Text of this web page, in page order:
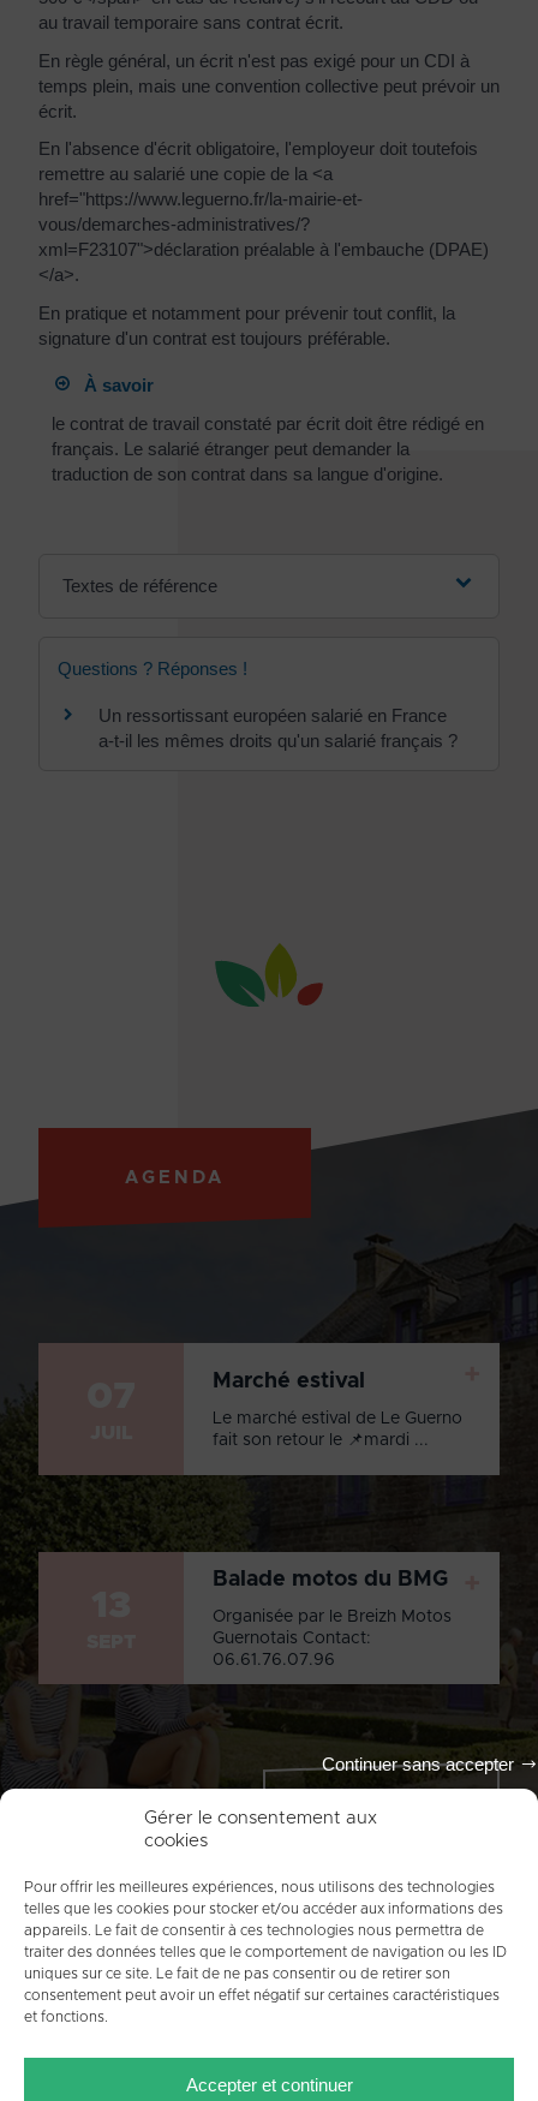
Gérer le consentement aux
cookies
Pour offrir les meilleures expériences, nous utilisons des technologies
telles que les cookies pour stocker et/ou accéder aux informations des
appareils. Le fait de consentir à ces technologies nous permettra de
traiter des données telles que le comportement de navigation ou les ID
uniques sur ce site. Le fait de ne pas consentir ou de retirer son
consentement peut avoir un effet négatif sur certaines caractéristiques
et fonctions.
Accepter et continuer
Continuer sans accepter
au travail temporaire sans contrat écrit.
En règle général, un écrit n'est pas exigé pour un CDI à
temps plein, mais une convention collective peut prévoir un
écrit.
En l'absence d'écrit obligatoire, l'employeur doit toutefois
remettre au salarié une copie de la <a
href="https://www.leguerno.fr/la-mairie-et-
vous/demarches-administratives/?
xml=F23107">déclaration préalable à l'embauche (DPAE)
</a>.
En pratique et notamment pour prévenir tout conflit, la
signature d'un contrat est toujours préférable.
À savoir
le contrat de travail constaté par écrit doit être rédigé en
français. Le salarié étranger peut demander la
traduction de son contrat dans sa langue d'origine.
Textes de référence
Questions ? Réponses !
Un ressortissant européen salarié en France
a-t-il les mêmes droits qu'un salarié français ?
AGENDA
Marché estival
Le marché estival de Le Guerno
fait son retour le 📌mardi ...
Balade motos du BMG
Organisée par le Breizh Motos
Guernotais Contact:
06.61.76.07.96
PLAN DU SITE
MENTIONS LÉGALES
CRÉDITS POLITIQUE DE COOKIES (UE)